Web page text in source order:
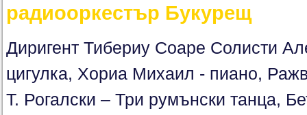
радиооркестър Букурещ
Диригент Тибериу Соаре Солисти
цигулка, Хориа Михаил - пиано,
Т. Рогалски – Три румънски танца,